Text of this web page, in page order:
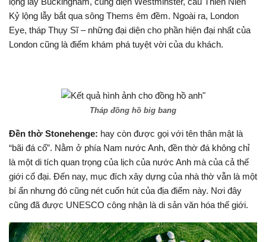
Kỷ lộng lẫy bắt qua sông Thems êm đềm. Ngoài ra, London
Eye, tháp Thụy Sĩ – những đại diện cho phần hiện đại nhất của
London cũng là điểm khám phá tuyệt vời của du khách.
Tháp đồng hồ big bang
Đền thờ Stonehenge: hay còn được gọi với tên thân mật là
“bãi đá cổ”. Nằm ở phía Nam nước Anh, đền thờ đá không chỉ
là một di tích quan trọng của lịch của nước Anh mà của cả thế
giới cổ đại. Đến nay, mục đích xây dựng của nhà thờ vẫn là một
bí ẩn nhưng đó cũng nét cuốn hút của địa điểm này. Nơi đây
cũng đã được UNESCO công nhận là di sản văn hóa thế giới.